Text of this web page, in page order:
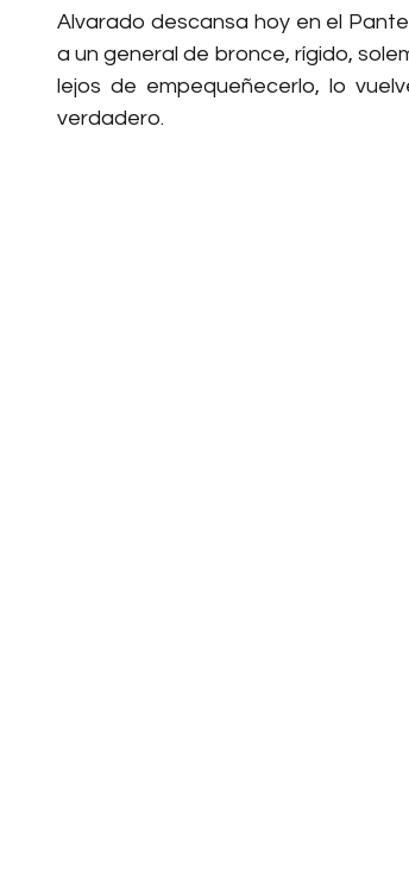
Alvarado descansa hoy en el
a un general de bronce, rígido,
lejos de empequeñecerlo, lo
verdadero.